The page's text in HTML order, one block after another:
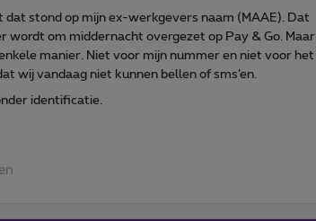
dat stond op mijn ex-werkgevers naam (MAAE). Dat
wordt om middernacht overgezet op Pay & Go. Maar
manier. Niet voor mijn nummer en niet voor het
wij vandaag niet kunnen bellen of sms’en.
identificatie.